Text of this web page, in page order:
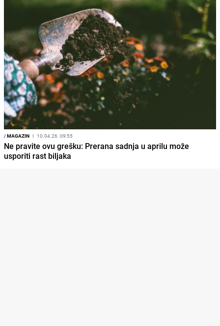
/MAGAZIN I 10.04.26. 09:55
Ne pravite ovu grešku: Prerana sadnja u aprilu može
usporiti rast biljaka